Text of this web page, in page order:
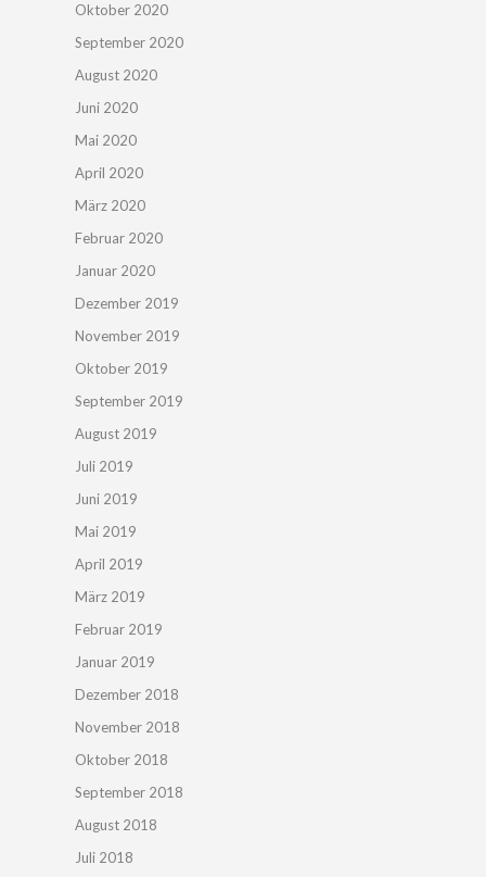
Oktober 2020
September 2020
August 2020
Juni 2020
Mai 2020
April 2020
März 2020
Februar 2020
Januar 2020
Dezember 2019
November 2019
Oktober 2019
September 2019
August 2019
Juli 2019
Juni 2019
Mai 2019
April 2019
März 2019
Februar 2019
Januar 2019
Dezember 2018
November 2018
Oktober 2018
September 2018
August 2018
Juli 2018